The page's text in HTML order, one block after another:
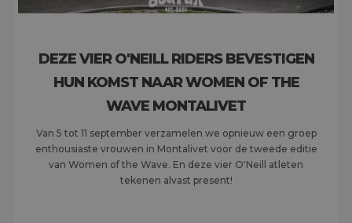
DEZE VIER O'NEILL RIDERS BEVESTIGEN
HUN KOMST NAAR WOMEN OF THE
WAVE MONTALIVET
Van 5 tot 11 september verzamelen we opnieuw een groep
enthousiaste vrouwen in Montalivet voor de tweede editie
van Women of the Wave. En deze vier O'Neill atleten
tekenen alvast present!